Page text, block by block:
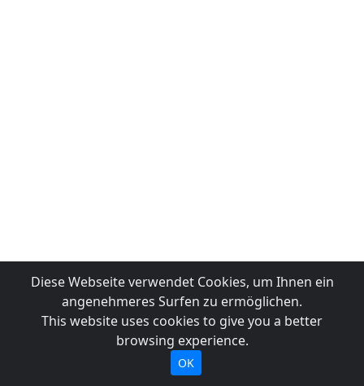
Diese Webseite verwendet Cookies, um Ihnen ein
angenehmeres Surfen zu ermöglichen.
This website uses cookies to give you a better
browsing experience.
OK